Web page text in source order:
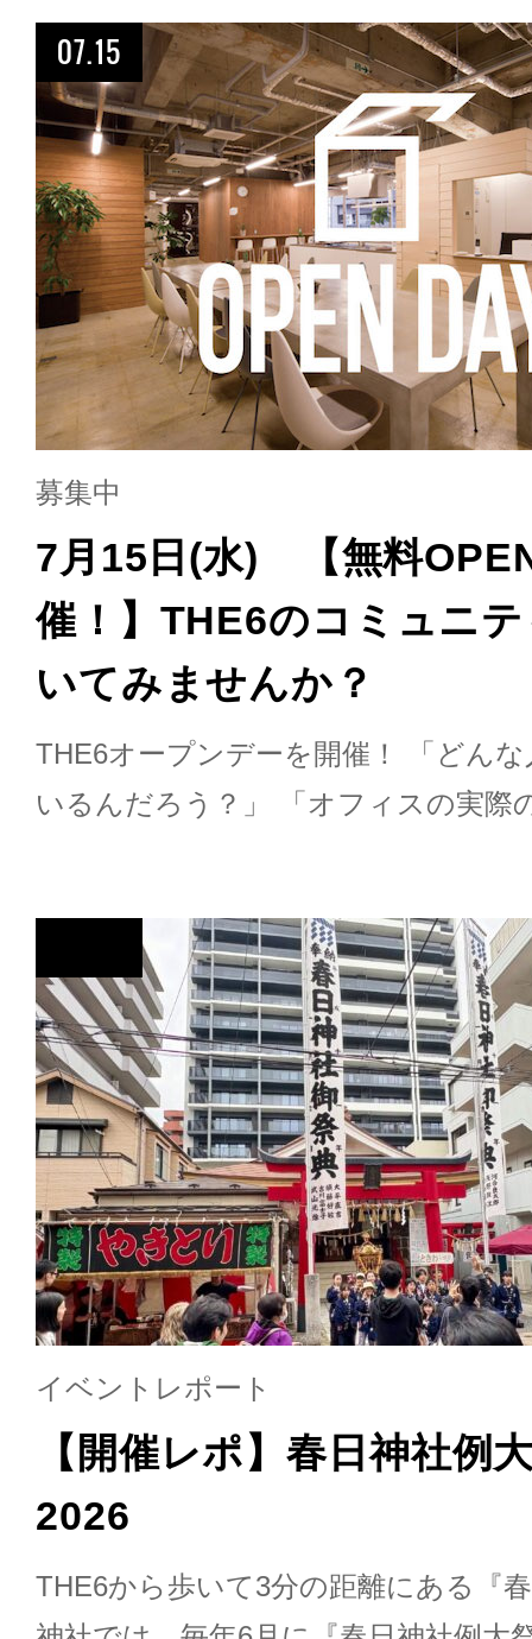
07.15
募集中
7月15日(水) 【無料
催！】THE6のコミュニ
いてみませんか？
THE6オープンデーを開催！ 「どん
いるんだろう？」 「オフィスの実際
イベントレポート
【開催レポ】春日神社
2026
THE6から歩いて3分の距離にある『